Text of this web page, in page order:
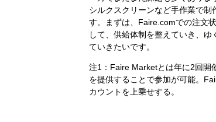
シルクスクリーンなど手作業で
す。まずは、Faire.comでの注文
して、供給体制を整えていき、
ていきたいです。
注1：Faire Marketとは年に2回開
を提供することで参加が可能。
カウントを上乗せする。